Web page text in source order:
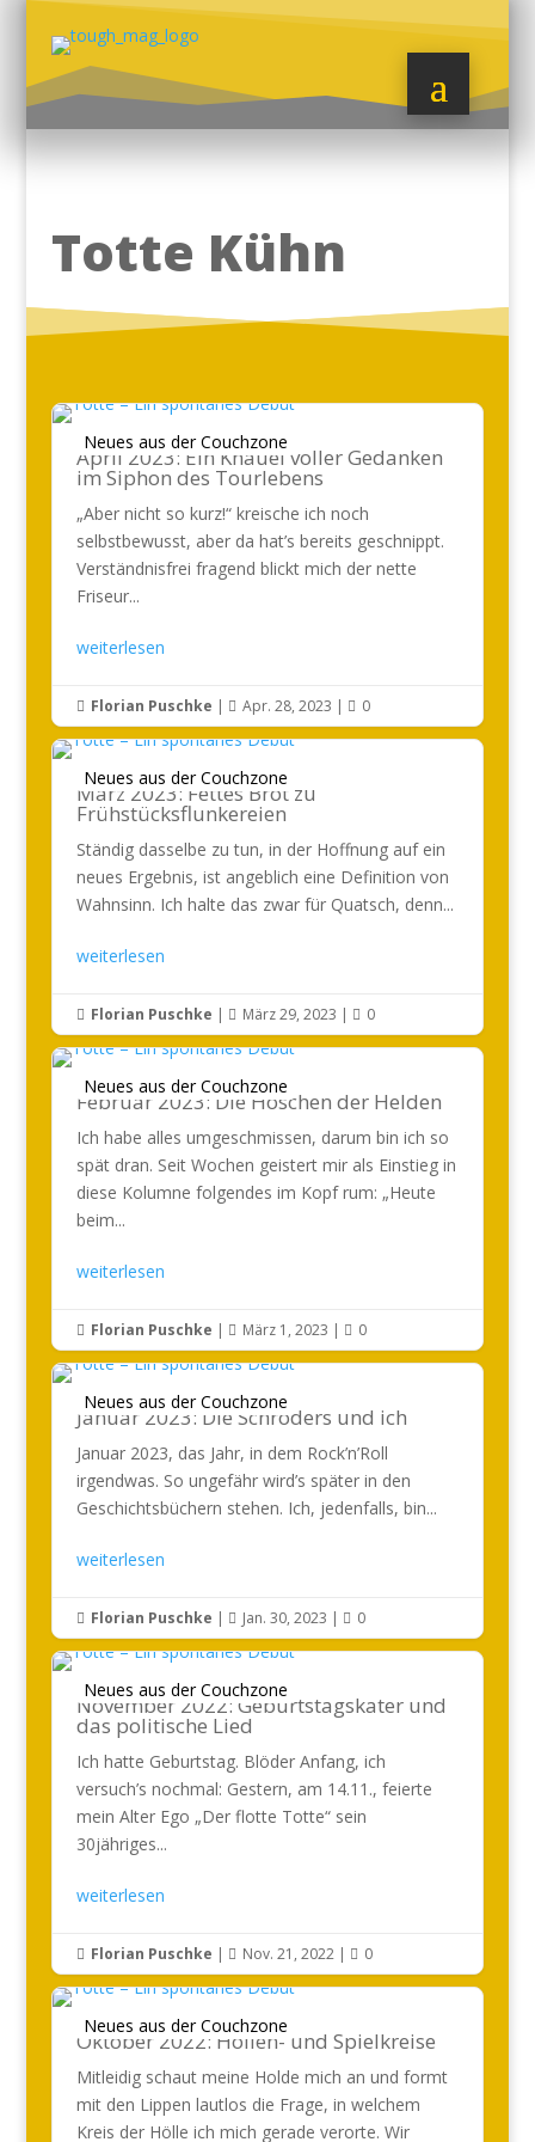
Totte Kühn
Neues aus der Couchzone
April 2023: Ein Knäuel voller Gedanken
im Siphon des Tourlebens
„Aber nicht so kurz!“ kreische ich noch
selbstbewusst, aber da hat’s bereits geschnippt.
Verständnisfrei fragend blickt mich der nette
Friseur...
weiterlesen
 Florian Puschke |  Apr. 28, 2023 |  0
Neues aus der Couchzone
März 2023: Fettes Brot zu
Frühstücksflunkereien
Ständig dasselbe zu tun, in der Hoffnung auf ein
neues Ergebnis, ist angeblich eine Definition von
Wahnsinn. Ich halte das zwar für Quatsch, denn...
weiterlesen
 Florian Puschke |  März 29, 2023 |  0
Neues aus der Couchzone
Februar 2023: Die Höschen der Helden
Ich habe alles umgeschmissen, darum bin ich so
spät dran. Seit Wochen geistert mir als Einstieg in
diese Kolumne folgendes im Kopf rum: „Heute
beim...
weiterlesen
 Florian Puschke |  März 1, 2023 |  0
Neues aus der Couchzone
Januar 2023: Die Schröders und ich
Januar 2023, das Jahr, in dem Rock’n’Roll
irgendwas. So ungefähr wird’s später in den
Geschichtsbüchern stehen. Ich, jedenfalls, bin...
weiterlesen
 Florian Puschke |  Jan. 30, 2023 |  0
Neues aus der Couchzone
November 2022: Geburtstagskater und
das politische Lied
Ich hatte Geburtstag. Blöder Anfang, ich
versuch’s nochmal: Gestern, am 14.11., feierte
mein Alter Ego „Der flotte Totte“ sein
30jähriges...
weiterlesen
 Florian Puschke |  Nov. 21, 2022|  0
Neues aus der Couchzone
Oktober 2022: Höllen- und Spielkreise
Mitleidig schaut meine Holde mich an und formt
mit den Lippen lautlos die Frage, in welchem
Kreis der Hölle ich mich gerade verorte. Wir